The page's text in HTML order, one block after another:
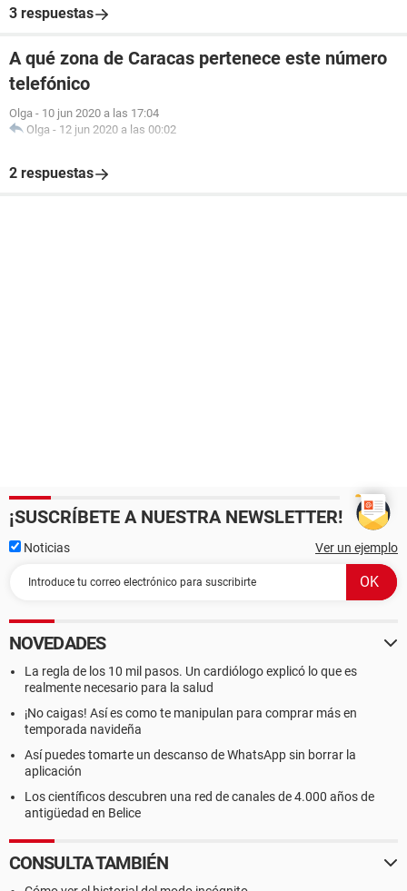
3 respuestas
A qué zona de Caracas pertenece este número
telefónico
Olga - 10 jun 2020 a las 17:04
Olga - 12 jun 2020 a las 00:02
2 respuestas
¡SUSCRÍBETE A NUESTRA NEWSLETTER!
Noticias Ver un ejemplo
NOVEDADES
La regla de los 10 mil pasos. Un cardiólogo explicó lo que es
realmente necesario para la salud
¡No caigas! Así es como te manipulan para comprar más en
temporada navideña
Así puedes tomarte un descanso de WhatsApp sin borrar la
aplicación
Los científicos descubren una red de canales de 4.000 años de
antigüedad en Belice
CONSULTA TAMBIÉN